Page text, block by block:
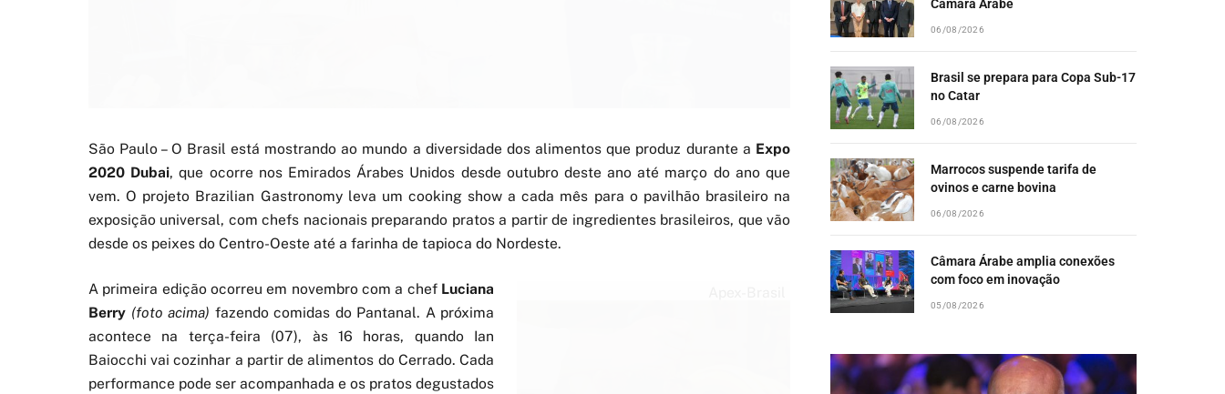
São Paulo – O Brasil está mostrando ao mundo a diversidade dos alimentos que produz durante a Expo
2020 Dubai, que ocorre nos Emirados Árabes Unidos desde outubro deste ano até março do ano que
vem. O projeto Brazilian Gastronomy leva um cooking show a cada mês para o pavilhão brasileiro na
exposição universal, com chefs nacionais preparando pratos a partir de ingredientes brasileiros, que vão
desde os peixes do Centro-Oeste até a farinha de tapioca do Nordeste.
A primeira edição ocorreu em novembro com a chef Luciana
Berry (foto acima) fazendo comidas do Pantanal. A próxima
acontece na terça-feira (07), às 16 horas, quando Ian
Baiocchi vai cozinhar a partir de alimentos do Cerrado. Cada
performance pode ser acompanhada e os pratos degustados
Câmara Árabe
06/08/2026
Brasil se prepara para Copa Sub-17
no Catar
06/08/2026
Marrocos suspende tarifa de
ovinos e carne bovina
06/08/2026
Câmara Árabe amplia conexões
com foco em inovação
05/08/2026